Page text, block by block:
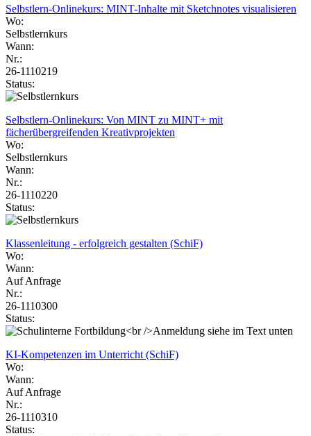
Selbstlern-Onlinekurs: MINT-Inhalte mit Sketchnotes visualisieren
Wo:
Selbstlernkurs
Wann:
Nr.:
26-1110219
Status:
Selbstlern-Onlinekurs: Von MINT zu MINT+ mit
fächerübergreifenden Kreativprojekten
Wo:
Selbstlernkurs
Wann:
Nr.:
26-1110220
Status:
Klassenleitung - erfolgreich gestalten (SchiF)
Wo:
Wann:
Auf Anfrage
Nr.:
26-1110300
Status:
KI-Kompetenzen im Unterricht (SchiF)
Wo:
Wann:
Auf Anfrage
Nr.:
26-1110310
Status: